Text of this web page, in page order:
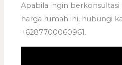
Apabila ingin
harga rumah ini, hubungi
+6287700060961.